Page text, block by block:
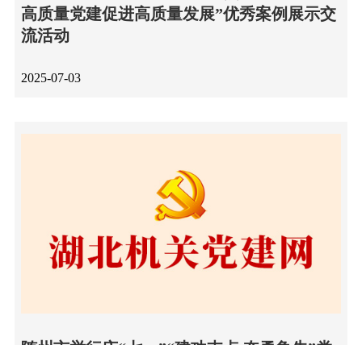
高质量党建促进高质量发展”优秀案例展示交
流活动
2025-07-03